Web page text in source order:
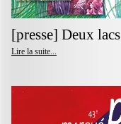
[presse] Deux lacs
Lire la suite...